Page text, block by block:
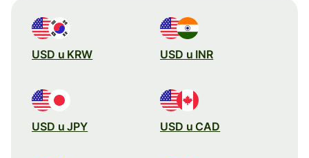
USD u KRW USD u INR
USD u JPY USD u CAD